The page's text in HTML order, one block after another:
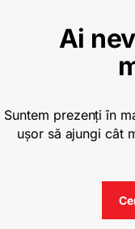
Ai
Suntem prezenți în
ușor să ajungi cât